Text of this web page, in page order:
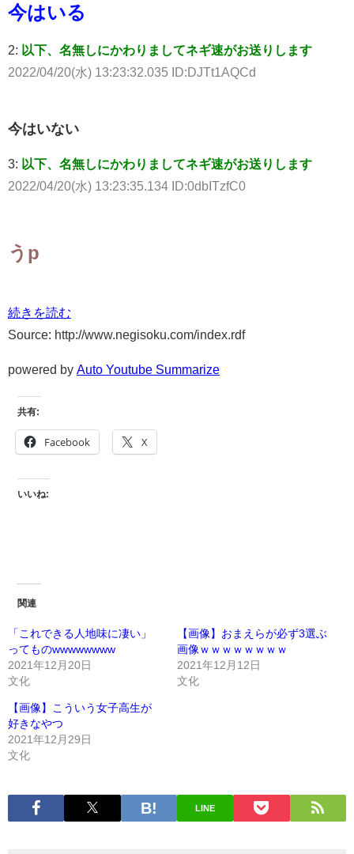
今はいる
2: 以下、名無しにかわりましてネギ速がお送りします
2022/04/20(水) 13:23:32.035 ID:DJTt1AQCd
今はいない
3: 以下、名無しにかわりましてネギ速がお送りします
2022/04/20(水) 13:23:35.134 ID:0dbITzfC0
うp
続きを読む
Source: http://www.negisoku.com/index.rdf
powered by Auto Youtube Summarize
共有:
Facebook X
いいね:
関連
「これできる人地味に凄い」
ってものwwwwwwww
2021年12月20日
文化
【画像】おまえらが必ず3選ぶ
画像ｗｗｗｗｗｗｗｗ
2021年12月12日
文化
【画像】こういう女子高生が
好きなやつ
2021年12月29日
文化
LINE